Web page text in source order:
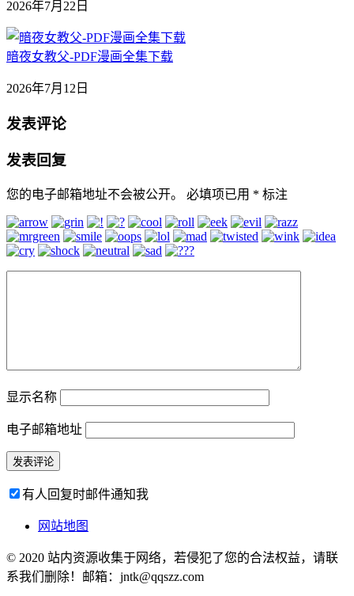
2026年7月22日
暗夜女教父-PDF漫画全集下载
2026年7月12日
发表评论
发表回复
您的电子邮箱地址不会被公开。 必填项已用 * 标注
显示名称
电子邮箱地址
有人回复时邮件通知我
网站地图
© 2020 站内资源收集于网络，若侵犯了您的合法权益，请联
系我们删除！邮箱：jntk@qqszz.com